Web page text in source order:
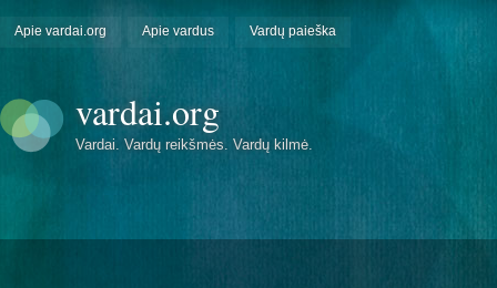
Apie vardai.org Apie vardus Vardų paieška
vardai.org
Vardai. Vardų reikšmės. Vardų kilmė.